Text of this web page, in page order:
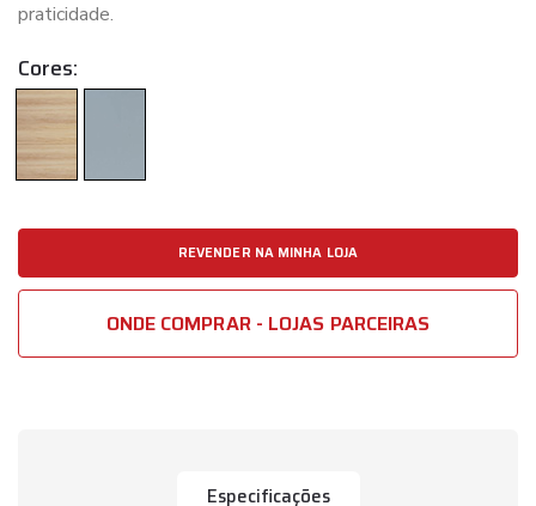
praticidade.
Cores:
REVENDER NA MINHA LOJA
ONDE COMPRAR - LOJAS PARCEIRAS
Especificações